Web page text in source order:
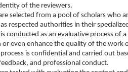
of the reviewers.
selected from a pool of scholars who
respected authorities in their
conducted as an evaluative process
or even enhance the quality of the work
is confidential and carried out
and professional conduct.